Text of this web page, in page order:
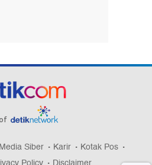
Siber Karir
Kotak Pos